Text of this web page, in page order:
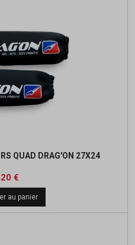
QUAD DRAG'ON 27X24
€
base
au panier